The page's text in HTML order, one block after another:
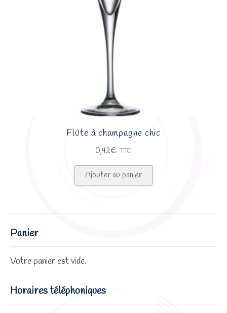
Flûte à champagne chic
0,42€ TTC
Ajouter au panier
Panier
Votre panier est vide.
Horaires téléphoniques